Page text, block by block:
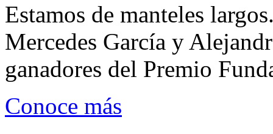
Estamos de manteles
Mercedes García y
ganadores del Premio
Conoce más